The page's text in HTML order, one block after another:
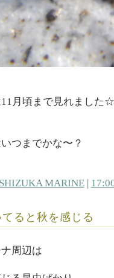
月頃まで見れました
つまでかな〜？
MARINE|
ると秋を感じる
周辺は